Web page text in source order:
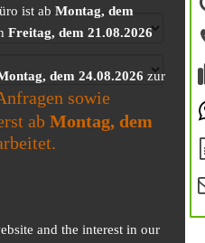
ist abMontag, dem
Freitag, dem 21.08.2026
dem 24.08.2026 zur
sowie
abMontag, dem
and the interest in our